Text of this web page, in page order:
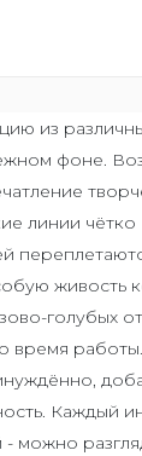
из
фоне.
линии чётко
живость
голубых
время
Каждый
можно